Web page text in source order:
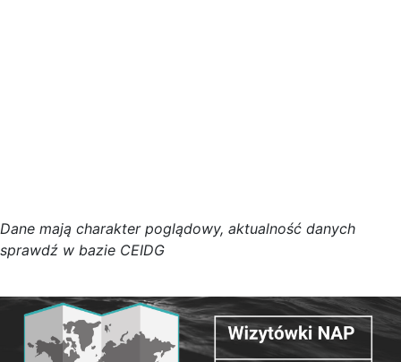
Dane mają charakter poglądowy, aktualność danych
sprawdź w bazie CEIDG